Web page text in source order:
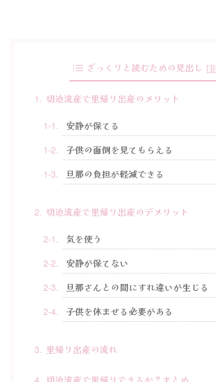
ざっくりと読むための見出し [
切迫流産で里帰り出産のメリット
安静が保てる
子供の面倒を見てもらえる
旦那の負担が軽減できる
切迫流産で里帰り出産のデメリット
気を使う
安静が保てない
旦那さんとの間にすれ違いが生じる
子供を休ませる必要がある
里帰り出産の流れ